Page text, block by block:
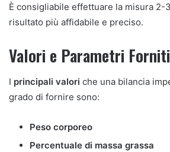
È consigliabile effettuare la misura 2-
risultato più affidabile e preciso.
Valori e Parametri Forniti
I principali valori che una bilancia
grado di fornire sono:
Peso corporeo
Percentuale di massa grassa